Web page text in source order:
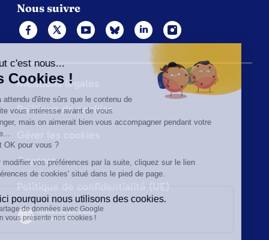
Nous suivre
Mentions légales
Politique de cookies
Contacts
Politique de confidentialité (UE)